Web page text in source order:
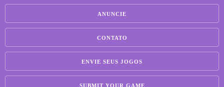
ANUNCIE
CONTATO
ENVIE SEUS JOGOS
SUBMIT YOUR GAME